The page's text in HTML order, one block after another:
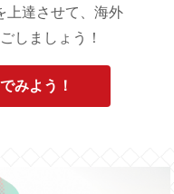
上達させて、海外
しましょう！
みよう！